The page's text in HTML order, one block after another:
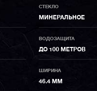
СТЕКЛО
МИНЕРАЛЬНОЕ
ВОДОЗАЩИТА
ДО 100 МЕТРОВ
ШИРИНА
46.4 ММ